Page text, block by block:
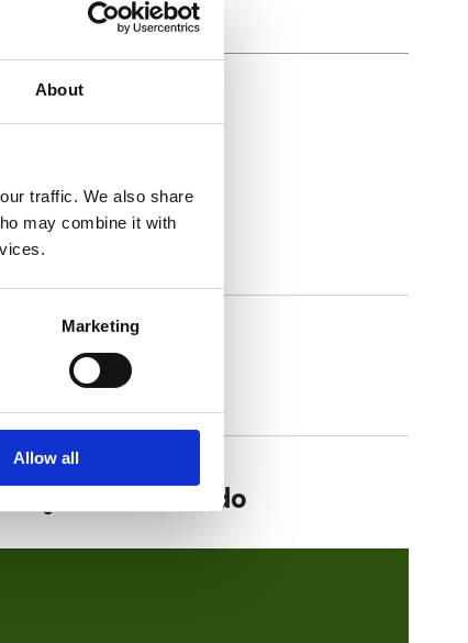
About
traffic. We also share
may combine it with
Marketing
Allow all
Breez Dry fen za kosu
bolji san – avokado